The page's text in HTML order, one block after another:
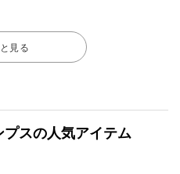
見る
スの人気アイテム